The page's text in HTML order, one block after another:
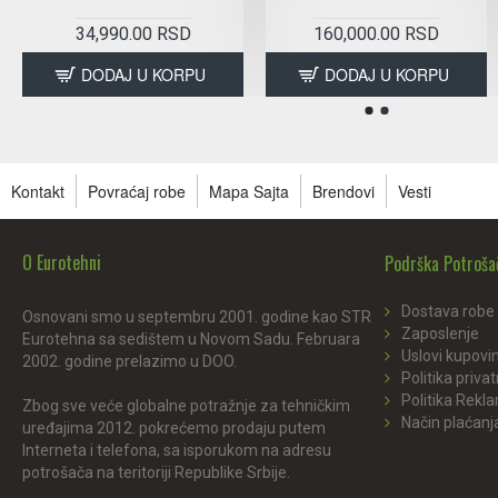
34,990.00 RSD
DODAJ U KORPU
160,000.00 RSD
DODAJ U KORPU
Kontakt Povraćaj robe Mapa Sajta Brendovi Vesti
O Eurotehni
Osnovani smo u septembru 2001. godine kao STR
Eurotehna sa sedištem u Novom Sadu. Februara
2002. godine prelazimo u DOO.
Zbog sve veće globalne potražnje za tehničkim
uređajima 2012. pokrećemo prodaju putem
Interneta i telefona, sa isporukom na adresu
potrošača na teritoriji Republike Srbije.
Podrška
Dostava robe
Zaposlenje
Uslovi
Politika
Politika
Način